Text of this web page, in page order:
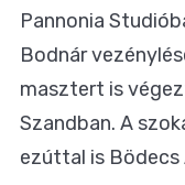
Pannonia
Bodnár
masztert is
Szandban. A
ezúttal is Bödecs